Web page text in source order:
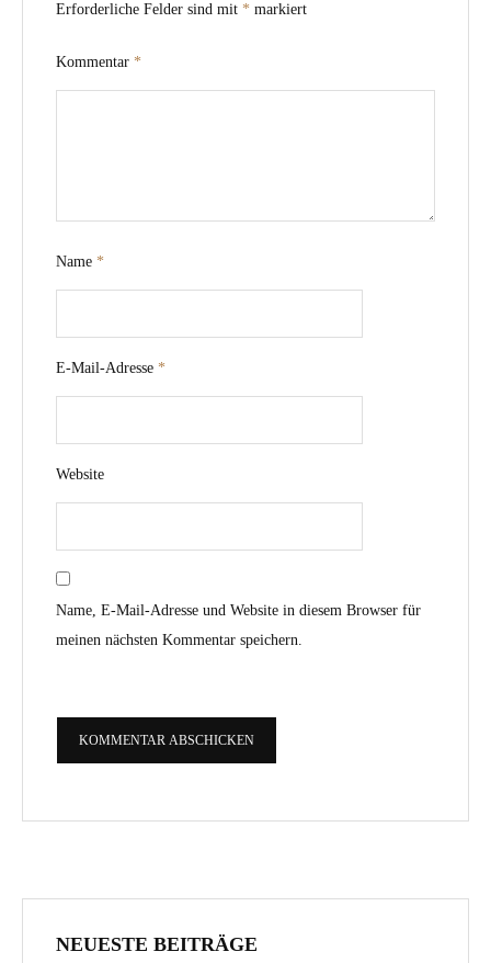
Erforderliche Felder sind mit * markiert
Kommentar *
Name *
E-Mail-Adresse *
Website
Name, E-Mail-Adresse und Website in diesem Browser für
meinen nächsten Kommentar speichern.
NEUESTE BEITRÄGE